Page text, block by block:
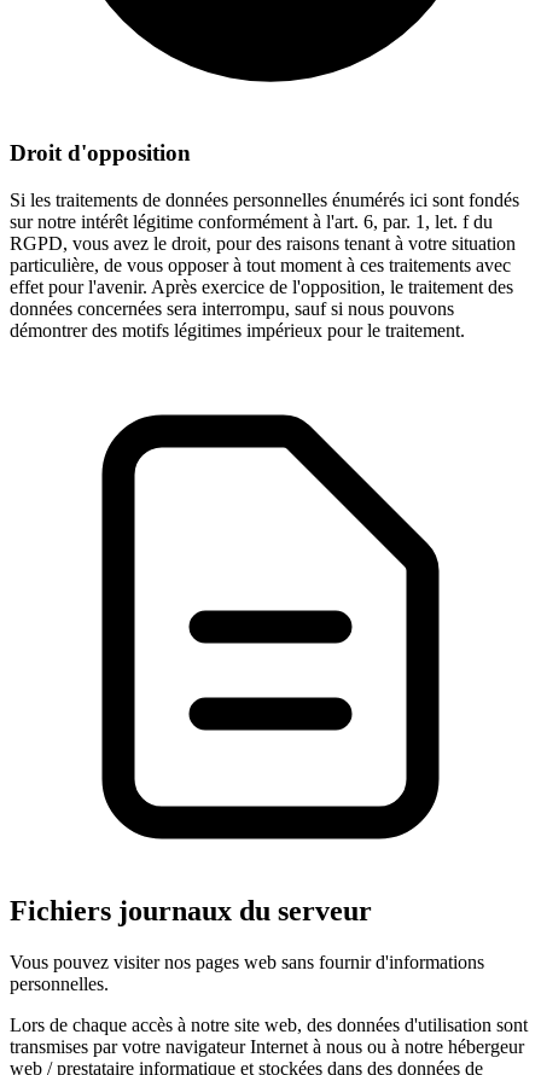
Droit d'opposition
Si les traitements de données personnelles énumérés ici sont fondés
sur notre intérêt légitime conformément à l'art. 6, par. 1, let. f du
RGPD, vous avez le droit, pour des raisons tenant à votre situation
particulière, de vous opposer à tout moment à ces traitements avec
effet pour l'avenir. Après exercice de l'opposition, le traitement des
données concernées sera interrompu, sauf si nous pouvons
démontrer des motifs légitimes impérieux pour le traitement.
Fichiers journaux du serveur
Vous pouvez visiter nos pages web sans fournir d'informations
personnelles.
Lors de chaque accès à notre site web, des données d'utilisation sont
transmises par votre navigateur Internet à nous ou à notre hébergeur
web / prestataire informatique et stockées dans des données de